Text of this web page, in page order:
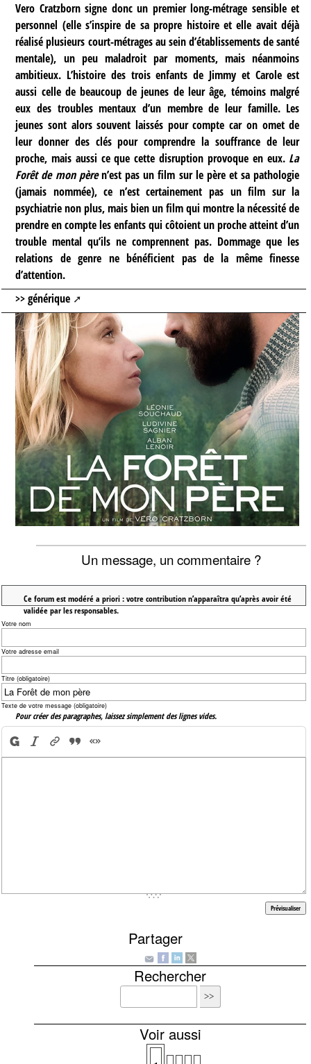
Vero Cratzborn signe donc un premier long-métrage sensible et
personnel (elle s’inspire de sa propre histoire et elle avait déjà
réalisé plusieurs court-métrages au sein d’établissements de santé
mentale), un peu maladroit par moments, mais néanmoins
ambitieux. L’histoire des trois enfants de Jimmy et Carole est
aussi celle de beaucoup de jeunes de leur âge, témoins malgré
eux des troubles mentaux d’un membre de leur famille. Les
jeunes sont alors souvent laissés pour compte car on omet de
leur donner des clés pour comprendre la souffrance de leur
proche, mais aussi ce que cette disruption provoque en eux. La
Forêt de mon pèren’est pas un film sur le père et sa pathologie
(jamais nommée), ce n’est certainement pas un film sur la
psychiatrie non plus, mais bien un film qui montre la nécessité de
prendre en compte les enfants qui côtoient un proche atteint d’un
trouble mental qu’ils ne comprennent pas. Dommage que les
relations de genre ne bénéficient pas de la même finesse
d’attention.
>> générique
Un message, un commentaire ?
Ce forum est modéré a priori : votre contribution n’apparaîtra qu’après avoir été
validée par les responsables.
Votre nom
Votre adresse email
Titre (obligatoire)
Texte de votre message (obligatoire)
Pour créer des paragraphes, laissez simplement des lignes vides.
Partager
Rechercher
Voir aussi